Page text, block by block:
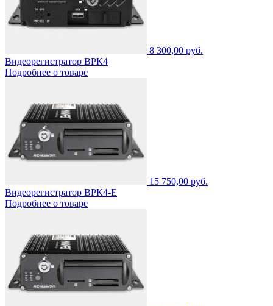
8 300,00 руб.
Видеорегистратор ВРК4
Подробнее о товаре
15 750,00 руб.
Видеорегистратор ВРК4-Е
Подробнее о товаре